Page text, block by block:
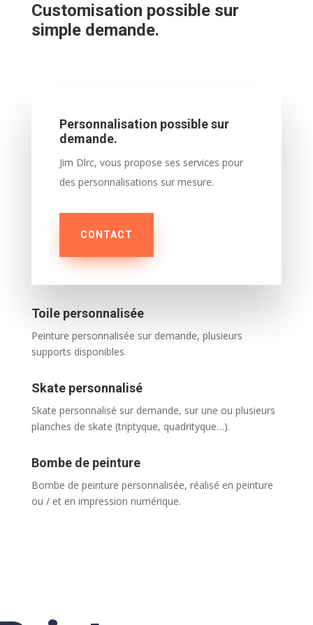
Customisation possible sur
simple demande.
Personnalisation possible sur
demande.
Jim Dlrc, vous propose ses services pour
des personnalisations sur mesure.
CONTACT
Toile personnalisée
Peinture personnalisée sur demande, plusieurs
supports disponibles.
Skate personnalisé
Skate personnalisé sur demande, sur une ou plusieurs
planches de skate (triptyque, quadrityque…).
Bombe de peinture
Bombe de peinture personnalisée, réalisé en peinture
ou / et en impression numérique.